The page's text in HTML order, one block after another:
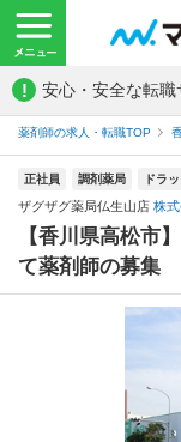
! 安心・安全な転職
薬剤師の求人・転職TOP
正社員 調剤薬局 ドラ
ザグザグ薬局仏生山店 株
【香川県高松市
て薬剤師の募集